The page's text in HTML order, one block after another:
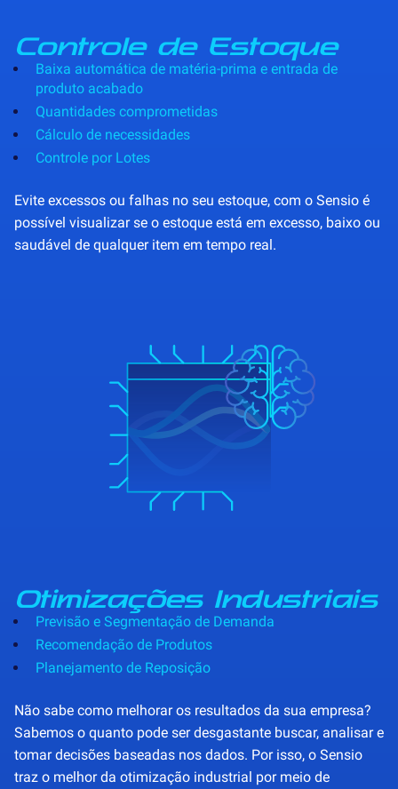
Controle de Estoque
Baixa automática de matéria-prima e entrada de
produto acabado
Quantidades comprometidas
Cálculo de necessidades
Controle por Lotes
Evite excessos ou falhas no seu estoque, com o Sensio é
possível visualizar se o estoque está em excesso, baixo ou
saudável de qualquer item em tempo real.
Otimizações Industriais
Previsão e Segmentação de Demanda
Recomendação de Produtos
Planejamento de Reposição
Não sabe como melhorar os resultados da sua empresa?
Sabemos o quanto pode ser desgastante buscar, analisar e
tomar decisões baseadas nos dados. Por isso, o Sensio
traz o melhor da otimização industrial por meio de